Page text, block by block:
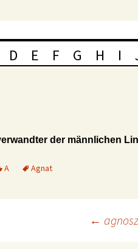
D E F G H I
der männlichen
A Agnat
←